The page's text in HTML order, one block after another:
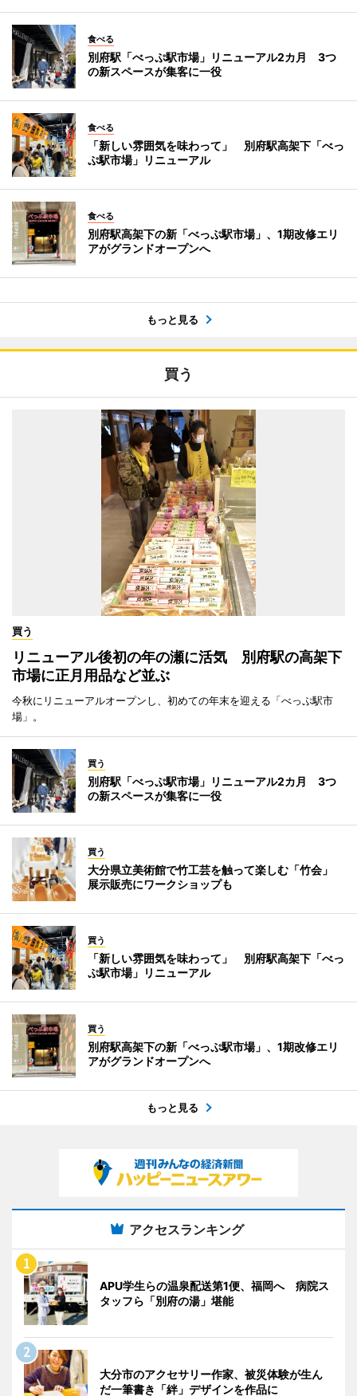
食べる
別府駅「べっぷ駅市場」リニューアル2カ月 3つ
の新スペースが集客に一役
食べる
「新しい雰囲気を味わって」 別府駅高架下「べっ
ぷ駅市場」リニューアル
食べる
別府駅高架下の新「べっぷ駅市場」、1期改修エリ
アがグランドオープンへ
もっと見る
買う
買う
リニューアル後初の年の瀬に活気 別府駅の高架下
市場に正月用品など並ぶ
今秋にリニューアルオープンし、初めての年末を迎える「べっぷ駅市
場」。
買う
別府駅「べっぷ駅市場」リニューアル2カ月 3つ
の新スペースが集客に一役
買う
大分県立美術館で竹工芸を触って楽しむ「竹会」
展示販売にワークショップも
買う
「新しい雰囲気を味わって」 別府駅高架下「べっ
ぷ駅市場」リニューアル
買う
別府駅高架下の新「べっぷ駅市場」、1期改修エリ
アがグランドオープンへ
もっと見る
アクセスランキング
APU学生らの温泉配送第1便、福岡へ 病院ス
タッフら「別府の湯」堪能
大分市のアクセサリー作家、被災体験が生ん
だ一筆書き「絆」デザインを作品に